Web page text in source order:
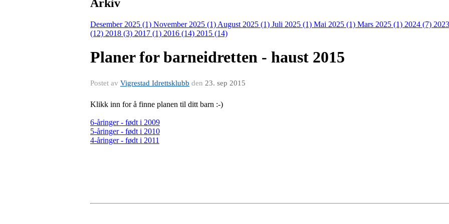
Arkiv
Desember 2025 (1) November 2025 (1) August 2025 (1) Juli 2025 (1) Mai 2025 (1) Mars 2025 (1) 2024 (7)
(12) 2018 (3) 2017 (1) 2016 (14) 2015 (14)
Planer for barneidretten - haust 2015
Postet av Vigrestad Idrettsklubb den 23. sep 2015
Klikk inn for å finne planen til ditt barn :-)
6-åringer - født i 2009
5-åringer - født i 2010
4-åringer - født i 2011